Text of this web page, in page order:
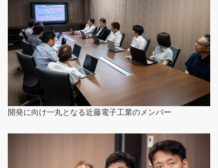
開発に向け一丸となる近藤電子工業のメンバー